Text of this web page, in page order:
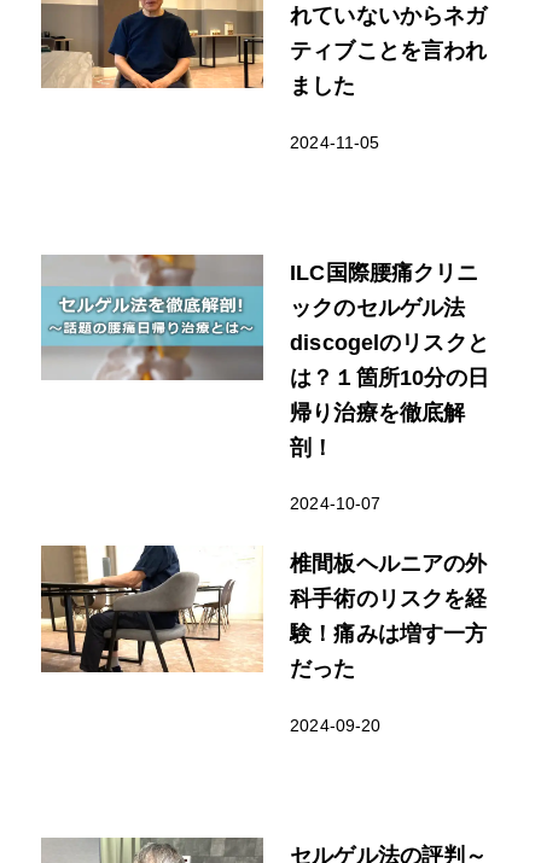
れていないからネガ
ティブことを言われ
ました
2024-11-05
ILC国際腰痛クリニ
ックのセルゲル法
discogelのリスクと
は？１箇所10分の日
帰り治療を徹底解
剖！
2024-10-07
椎間板ヘルニアの外
科手術のリスクを経
験！痛みは増す一方
だった
2024-09-20
セルゲル法の評判～